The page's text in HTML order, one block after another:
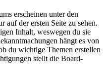
erscheinen unter den
auf der ersten Seite zu sehen.
Inhalt, weswegen du sie
hängt es von
du wichtige Themen erstellen
stellt die Board-